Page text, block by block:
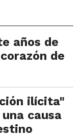
años de
de
ilícita"
causa